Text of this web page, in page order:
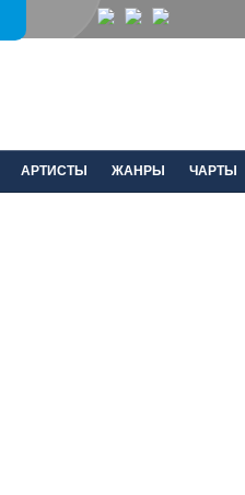
АРТИСТЫ ЖАНРЫ ЧАРТЫ